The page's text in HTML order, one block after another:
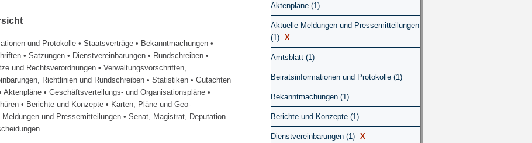
und Protokolle • Staatsverträge • Bekanntmachungen •
• Satzungen • Dienstvereinbarungen • Rundschreiben •
und Rechtsverordnungen • Verwaltungsvorschriften,
Richtlinien und Rundschreiben • Statistiken • Gutachten
Aktenpläne • Geschäftsverteilungs- und Organisationspläne •
• Berichte und Konzepte • Karten, Pläne und Geo-
Meldungen und Pressemitteilungen • Senat, Magistrat, Deputation
Aktenpläne (1)
Aktuelle Meldungen und Pressemitteilungen
(1) X
Amtsblatt (1)
Beiratsinformationen und Protokolle (1)
Bekanntmachungen (1)
Berichte und Konzepte (1)
Dienstvereinbarungen (1) X